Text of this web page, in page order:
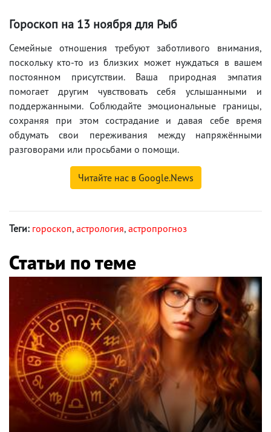
Гороскоп на 13 ноября для Рыб
Семейные отношения требуют заботливого внимания,
поскольку кто-то из близких может нуждаться в вашем
постоянном присутствии. Ваша природная эмпатия
помогает другим чувствовать себя услышанными и
поддержанными. Соблюдайте эмоциональные границы,
сохраняя при этом сострадание и давая себе время
обдумать свои переживания между напряжёнными
разговорами или просьбами о помощи.
Читайте нас в Google.News
Теги: гороскоп, астрология, астропрогноз
Статьи по теме